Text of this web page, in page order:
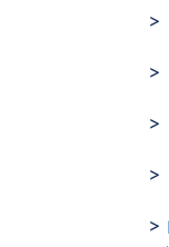
>
>
>
>
>